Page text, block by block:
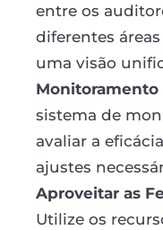
entre os
diferentes
uma visão
Monitoramento
sistema de
avaliar a
ajustes
Aproveitar as
Utilize os